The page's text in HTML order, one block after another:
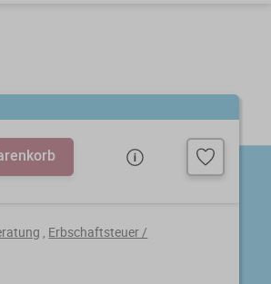
, Erbschaftsteuer /